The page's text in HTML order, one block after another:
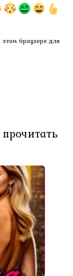
браузере для